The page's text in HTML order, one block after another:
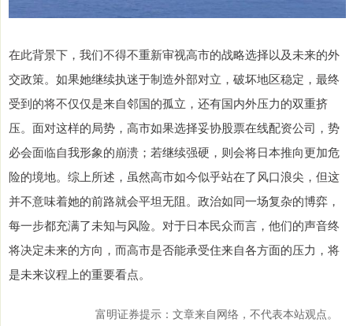
在此背景下，我们不得不重新审视高市的战略选择以及未来的外
交政策。如果她继续执迷于制造外部对立，破坏地区稳定，最终
受到的将不仅仅是来自邻国的孤立，还有国内外压力的双重挤
压。面对这样的局势，高市如果选择妥协股票在线配资公司，势
必会面临自我形象的崩溃；若继续强硬，则会将日本推向更加危
险的境地。综上所述，虽然高市如今似乎站在了风口浪尖，但这
并不意味着她的前路就会平坦无阻。政治如同一场复杂的博弈，
每一步都充满了未知与风险。对于日本民众而言，他们的声音终
将决定未来的方向，而高市是否能承受住来自各方面的压力，将
是未来议程上的重要看点。
富明证券提示：文章来自网络，不代表本站观点。